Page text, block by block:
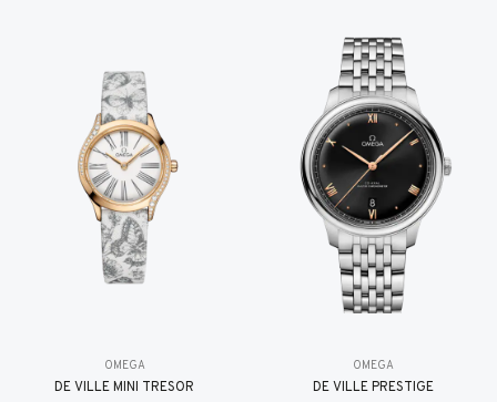
OMEGA
DE VILLE MINI TRÉSOR
OMEGA
DE VILLE PRESTIGE